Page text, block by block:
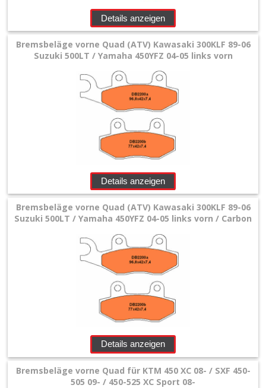
Details anzeigen
Bremsbeläge vorne Quad (ATV) Kawasaki 300KLF 89-06
Suzuki 500LT / Yamaha 450YFZ 04-05 links vorn
Details anzeigen
Bremsbeläge vorne Quad (ATV) Kawasaki 300KLF 89-06
Suzuki 500LT / Yamaha 450YFZ 04-05 links vorn / Carbon
Details anzeigen
Bremsbeläge vorne Quad für KTM 450 XC 08- / SXF 450-
505 09- / 450-525 XC Sport 08-